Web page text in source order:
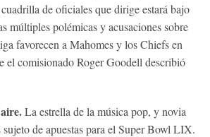
de oficiales que dirige estará bajo
múltiples polémicas y acusaciones sobre
favorecen a Mahomes y los Chiefs en
el comisionado Roger Goodell describió
La estrella de la música pop, y novia
de apuestas para el Super Bowl LIX.